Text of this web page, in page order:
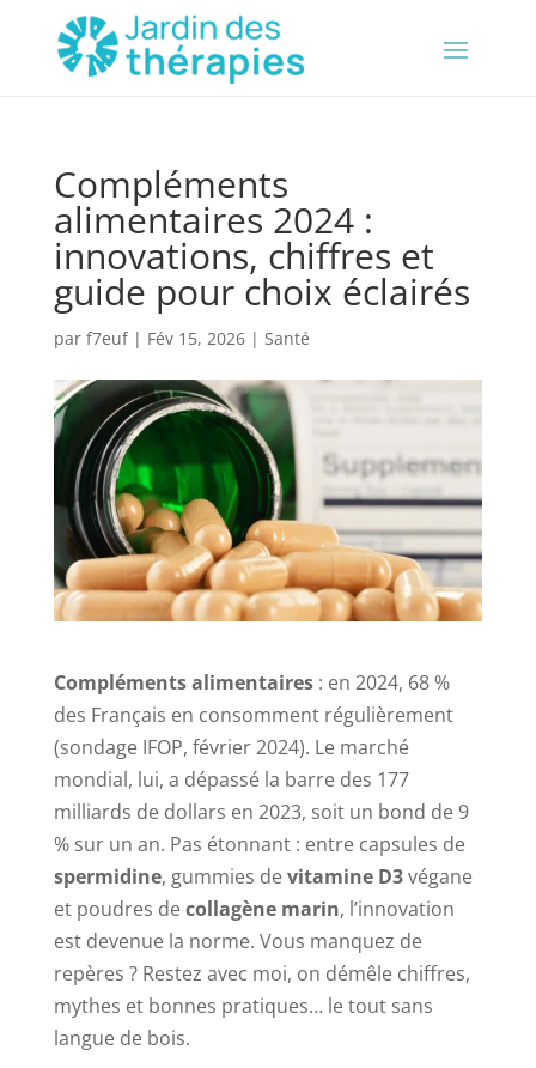
Compléments
alimentaires 2024 :
innovations, chiffres et
guide pour choix éclairés
par f7euf| Fév 15, 2026| Santé
Compléments alimentaires: en 2024, 68 %
des Français en consomment régulièrement
(sondage IFOP, février 2024). Le marché
mondial, lui, a dépassé la barre des 177
milliards de dollars en 2023, soit un bond de 9
% sur un an. Pas étonnant : entre capsules de
spermidine, gummies devitamine D3végane
et poudres decollagène marin, l’innovation
est devenue la norme. Vous manquez de
repères ? Restez avec moi, on démêle chiffres,
mythes et bonnes pratiques… le tout sans
langue de bois.